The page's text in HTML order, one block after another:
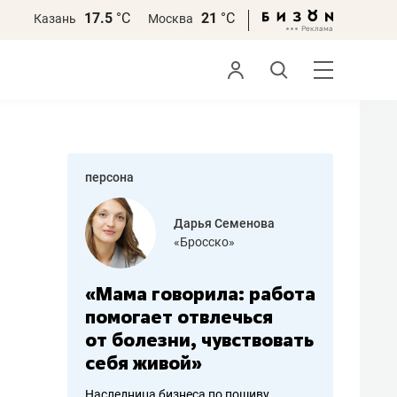
Казань 17.5 °С Москва 21 °С
персона
Дарья Семенова
«Бросско»
«Мама говорила: работа
помогает отвлечься
от болезни, чувствовать
себя живой»